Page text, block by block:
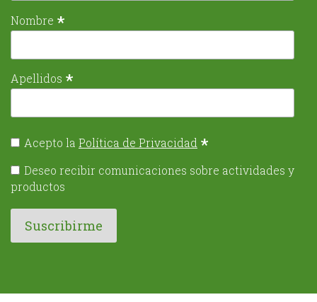
Nombre *
Apellidos *
Acepto la Política de Privacidad *
Deseo recibir comunicaciones sobre actividades y
productos